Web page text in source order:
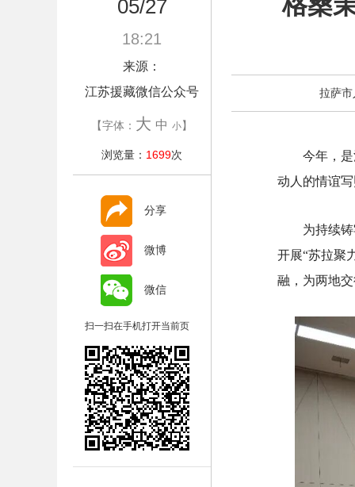
05/27
18:21
来源：
江苏援藏微信公众号
【字体： 大 中 小】
浏览量： 1699次
分享
微博
微信
扫一扫在手机打开当前页
拉萨
今年，
动人的情谊
为持续
开展“苏拉聚
融，为两地